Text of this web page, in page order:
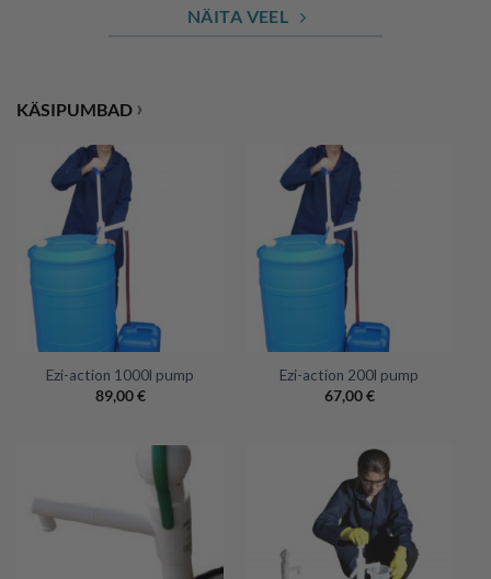
NÄITA VEEL
KÄSIPUMBAD ›
Ezi-action 1000l pump
89,00€
Ezi-action 200l pump
67,00€